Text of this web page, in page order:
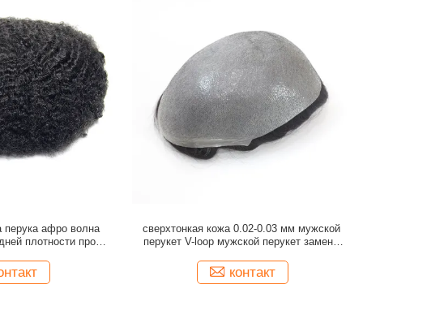
перука афро волна
плотности протез
сверхтонкая кожа 0.02-0.03 мм мужской
перукет V-loop мужской перукет замена
индийский перукет
контакт